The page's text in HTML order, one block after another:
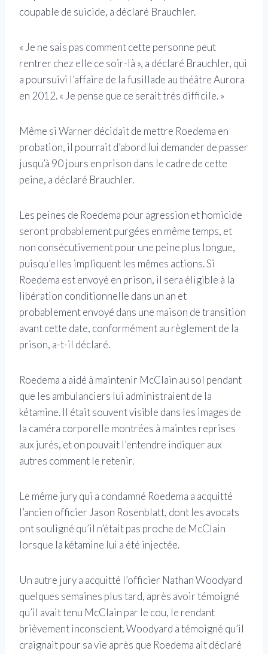
coupable de suicide, a déclaré Brauchler.
« Je ne sais pas comment cette personne peut
rentrer chez elle ce soir-là », a déclaré Brauchler, qui
a poursuivi l’affaire de la fusillade au théâtre Aurora
en 2012. « Je pense que ce serait très difficile. »
Même si Warner décidait de mettre Roedema en
probation, il pourrait d’abord lui demander de passer
jusqu’à 90 jours en prison dans le cadre de cette
peine, a déclaré Brauchler.
Les peines de Roedema pour agression et homicide
seront probablement purgées en même temps, et
non consécutivement pour une peine plus longue,
puisqu’elles impliquent les mêmes actions. Si
Roedema est envoyé en prison, il sera éligible à la
libération conditionnelle dans un an et
probablement envoyé dans une maison de transition
avant cette date, conformément au règlement de la
prison, a-t-il déclaré.
Roedema a aidé à maintenir McClain au sol pendant
que les ambulanciers lui administraient de la
kétamine. Il était souvent visible dans les images de
la caméra corporelle montrées à maintes reprises
aux jurés, et on pouvait l’entendre indiquer aux
autres comment le retenir.
Le même jury qui a condamné Roedema a acquitté
l’ancien officier Jason Rosenblatt, dont les avocats
ont souligné qu’il n’était pas proche de McClain
lorsque la kétamine lui a été injectée.
Un autre jury a acquitté l’officier Nathan Woodyard
quelques semaines plus tard, après avoir témoigné
qu’il avait tenu McClain par le cou, le rendant
brièvement inconscient. Woodyard a témoigné qu’il
craignait pour sa vie après que Roedema ait déclaré